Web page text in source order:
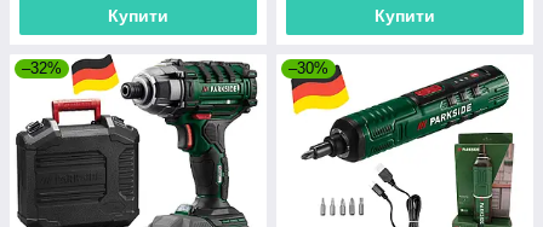
Купити Купити
–32% –30%